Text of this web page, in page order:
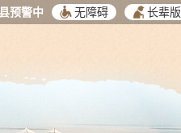
预警中 无障碍 长辈版